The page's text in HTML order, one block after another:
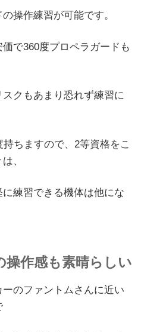
操作練習が可能です。
で360度プロペラガードも
クもあまり恐れず練習に
ちますので、2等資格をこ
、
練習できる機体は他にな
作感も素晴らしい
のファントムさんに近い